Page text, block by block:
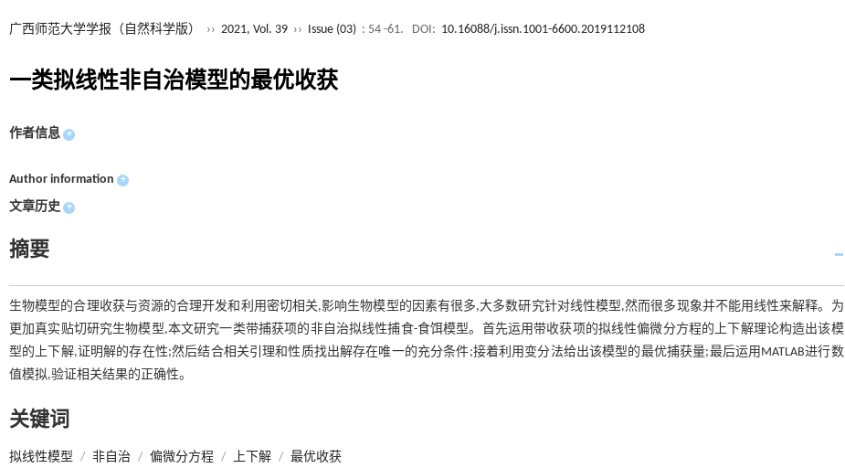
广西师范大学学报（自然科学版） ›› 2021, Vol. 39 ›› Issue (03) : 54 -61. DOI: 10.16088/j.issn.1001-6600.2019112108
一类拟线性非自治模型的最优收获
作者信息 +
Author information +
文章历史 +
摘要
生物模型的合理收获与资源的合理开发和利用密切相关,影响生物模型的因素有很多,大多数研究针对线性模型,然而很多现象并不能用线性来解释。为
更加真实贴切研究生物模型,本文研究一类带捕获项的非自治拟线性捕食-食饵模型。首先运用带收获项的拟线性偏微分方程的上下解理论构造出该模
型的上下解,证明解的存在性;然后结合相关引理和性质找出解存在唯一的充分条件;接着利用变分法给出该模型的最优捕获量;最后运用MATLAB进行数
值模拟,验证相关结果的正确性。
关键词
拟线性模型 / 非自治 / 偏微分方程 / 上下解 / 最优收获